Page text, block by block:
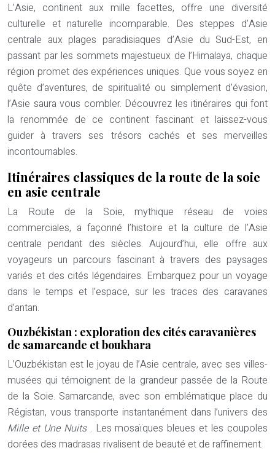
L’Asie, continent aux mille facettes, offre une diversité
culturelle et naturelle incomparable. Des steppes d’Asie
centrale aux plages paradisiaques d’Asie du Sud-Est, en
passant par les sommets majestueux de l’Himalaya, chaque
région promet des expériences uniques. Que vous soyez en
quête d’aventures, de spiritualité ou simplement d’évasion,
l’Asie saura vous combler. Découvrez les itinéraires qui font
la renommée de ce continent fascinant et laissez-vous
guider à travers ses trésors cachés et ses merveilles
incontournables.
Itinéraires classiques de la route de la soie
en asie centrale
La Route de la Soie, mythique réseau de voies
commerciales, a façonné l’histoire et la culture de l’Asie
centrale pendant des siècles. Aujourd’hui, elle offre aux
voyageurs un parcours fascinant à travers des paysages
variés et des cités légendaires. Embarquez pour un voyage
dans le temps et l’espace, sur les traces des caravanes
d’antan.
Ouzbékistan : exploration des cités caravanières
de samarcande et boukhara
L’Ouzbékistan est le joyau de l’Asie centrale, avec ses villes-
musées qui témoignent de la grandeur passée de la Route
de la Soie. Samarcande, avec son emblématique place du
Régistan, vous transporte instantanément dans l’univers des
Mille et Une Nuits . Les mosaïques bleues et les coupoles
dorées des madrasas rivalisent de beauté et de raffinement.